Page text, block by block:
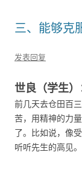
三、能够克
发表回复
世良（学生）
前几天去仓田百
苦，用精神的力
了。比如说，像
听听先生的高见。